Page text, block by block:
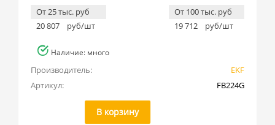
От 25 тыс. руб
20 807
руб/шт
От 100 тыс. руб
19 712
руб/шт
Наличие: много
Производитель:
EKF
Артикул:
FB224G
В корзину